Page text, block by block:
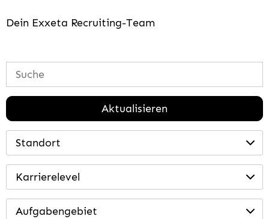
Dein Exxeta Recruiting-Team
Aktualisieren
Standort
Karrierelevel
Aufgabengebiet